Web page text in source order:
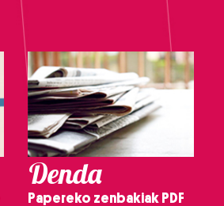
Denda
Papereko zenbakiak PDF